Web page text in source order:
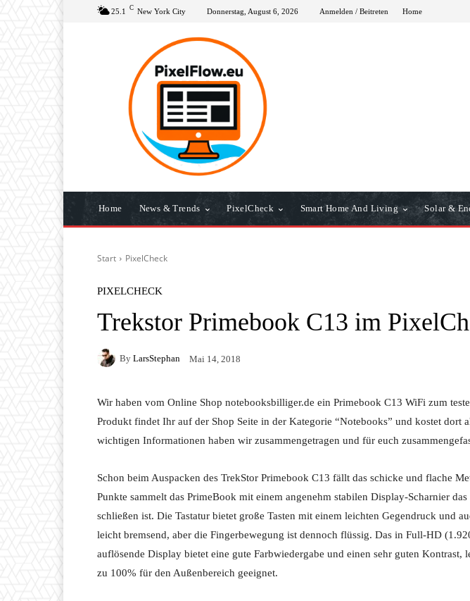
25.1 C New York City Donnerstag, August 6, 2026 Anmelden / Beitreten Home
Home News & Trends PixelCheck Smart Home And Living Solar &
Start PixelCheck
PIXELCHECK
Trekstor Primebook C13 im
By LarsStephan Mai 14, 2018
Wir haben vom Online Shop notebooksbilliger.de ein Primebook C13 WiFi zum
Produkt findet Ihr auf der Shop Seite in der Kategorie “Notebooks” und kostet dort
wichtigen Informationen haben wir zusammengetragen und für euch
Schon beim Auspacken des TrekStor Primebook C13 fällt das schicke und flache
Punkte sammelt das PrimeBook mit einem angenehm stabilen Display-Scharnier
schließen ist. Die Tastatur bietet große Tasten mit einem leichten Gegendruck und
leicht bremsend, aber die Fingerbewegung ist dennoch flüssig. Das in Full-HD
auflösende Display bietet eine gute Farbwiedergabe und einen sehr guten Kontrast,
zu 100% für den Außenbereich geeignet.